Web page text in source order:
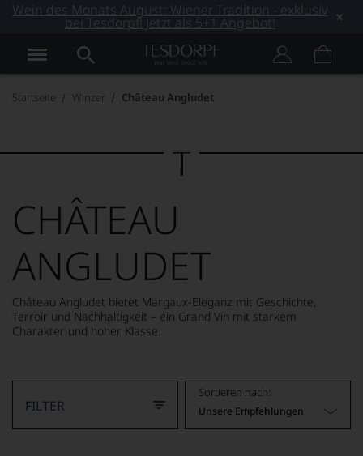
Wein des Monats August: Wiener Tradition - exklusiv
bei Tesdorpf! Jetzt als 5+1 Angebot!
Startseite Winzer Château Angludet
CHÂTEAU
ANGLUDET
Château Angludet bietet Margaux-Eleganz mit Geschichte,
Terroir und Nachhaltigkeit – ein Grand Vin mit starkem
Charakter und hoher Klasse.
FILTER
Sortieren nach:
Unsere Empfehlungen